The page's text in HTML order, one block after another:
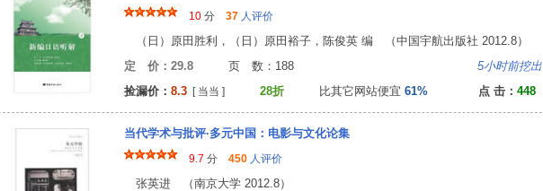
10 分 37 人评价
（日）原田胜利，（日）原田裕子，陈俊英 编 （中国宇航出版社 2012.8）
定 价：29.8 页 数：188 5小时前挖出
捡漏价： 8.3 [ 当当 ] 28折 比其它网站便宜 61% 点 击： 448
当代学术与批评·多元中国：电影与文化论集
9.7 分 450 人评价
张英进 （南京大学 2012.8）